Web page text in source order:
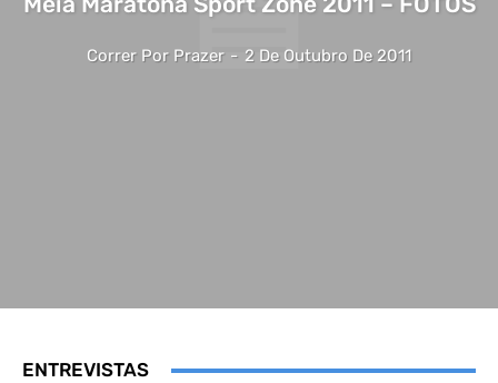
Correr Por Prazer - 2 De Outubro De 2011
ENTREVISTAS